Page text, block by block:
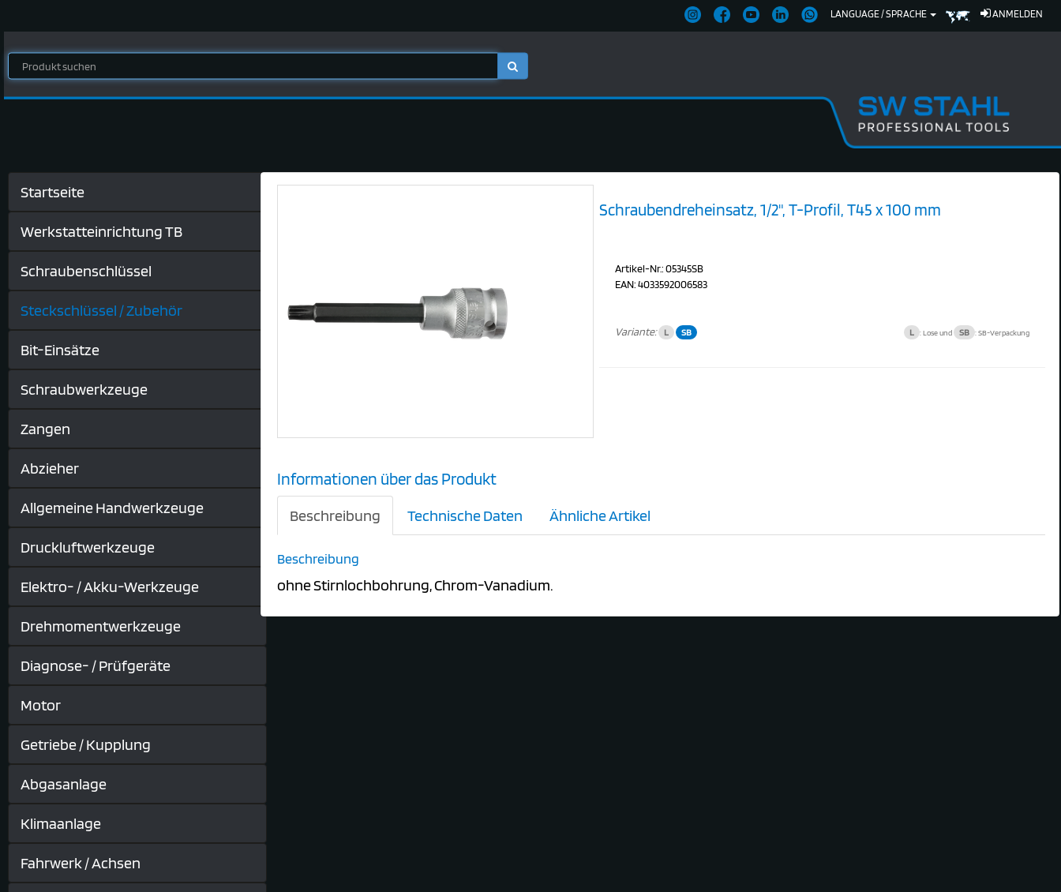
ANMELDEN
LANGUAGE / SPRACHE
Startseite
Werkstatteinrichtung TB
Schraubenschlüssel
Steckschlüssel / Zubehör
Bit-Einsätze
Schraubwerkzeuge
Zangen
Abzieher
Allgemeine Handwerkzeuge
Druckluftwerkzeuge
Elektro- / Akku-Werkzeuge
Drehmomentwerkzeuge
Diagnose- / Prüfgeräte
Motor
Getriebe / Kupplung
Abgasanlage
Klimaanlage
Fahrwerk / Achsen
Schraubendreheinsatz, 1/2", T-Profil, T45 x 100 mm
Artikel-Nr.: 05345SB
EAN: 4033592006583
Variante: L SB L : Lose und SB : SB-Verpackung
Informationen über das Produkt
Beschreibung Technische Daten Ähnliche Artikel
Beschreibung
ohne Stirnlochbohrung, Chrom-Vanadium.